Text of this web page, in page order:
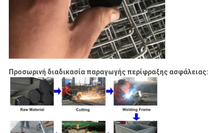
Προσωρινή διαδικασία παραγωγής περίφραξης ασφάλειας: